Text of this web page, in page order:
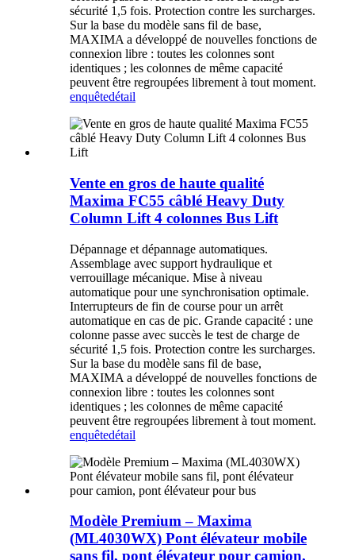
sécurité 1,5 fois. Protection contre les surcharges.
Sur la base du modèle sans fil de base,
MAXIMA a développé de nouvelles fonctions de
connexion libre : toutes les colonnes sont
identiques ; les colonnes de même capacité
peuvent être regroupées librement à tout moment.
enquêtedétail
Vente en gros de haute qualité
Maxima FC55 câblé Heavy Duty
Column Lift 4 colonnes Bus Lift
Dépannage et dépannage automatiques.
Assemblage avec support hydraulique et
verrouillage mécanique. Mise à niveau
automatique pour une synchronisation optimale.
Interrupteurs de fin de course pour un arrêt
automatique en cas de pic. Grande capacité : une
colonne passe avec succès le test de charge de
sécurité 1,5 fois. Protection contre les surcharges.
Sur la base du modèle sans fil de base,
MAXIMA a développé de nouvelles fonctions de
connexion libre : toutes les colonnes sont
identiques ; les colonnes de même capacité
peuvent être regroupées librement à tout moment.
enquêtedétail
Modèle Premium – Maxima
(ML4030WX) Pont élévateur mobile
sans fil, pont élévateur pour camion,